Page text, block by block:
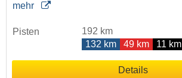
mehr
Pisten
192 km
132 km
49 km 11 km
Details